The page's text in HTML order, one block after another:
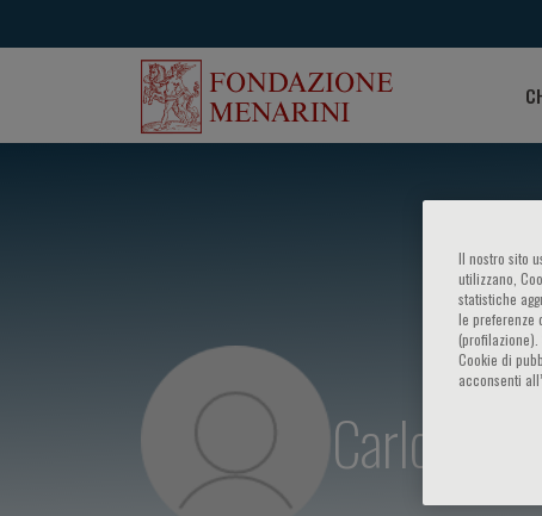
Carlotta
Il nostro sito
utilizzano,
statistiche
le preferenze
Cookie di
acconsenti